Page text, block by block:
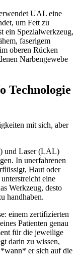
UAL eine
um Fett zu
ein Spezialwerkzeug,
faserigem
oberen Rücken
Narbengewebe
Technologie
mit sich, aber
und Laser (LAL)
In unerfahrenen
Haut oder
eine
Werkzeug, desto
handhaben.
einem zertifizierten
Patienten genau
für die jeweilige
darin zu wissen,
er sich auf die